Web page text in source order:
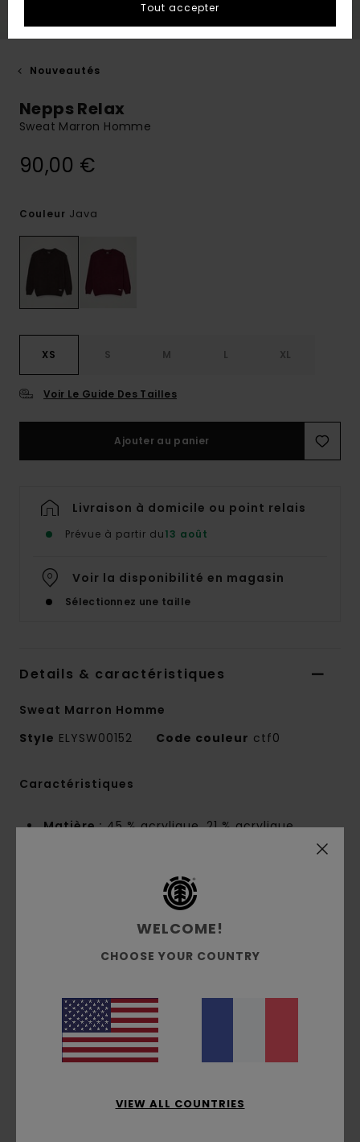
Nouveautés
Nepps Relax
Sweat Marron Homme
90,00 €
Couleur Java
XS S M L XL
Voir Le Guide Des Tailles
Ajouter au panier
Livraison à domicile ou point relais
Prévue à partir du13 août
Voir la disponibilité en magasin
Sélectionnez une taille
Details & caractéristiques
Sweat Marron Homme
Style ELYSW00152 Code couleur ctf0
Caractéristiques
Matière :45 % acrylique, 21 % acrylique
recyclé, 12 % polyamide, 11 % laine recyclée, 6 %
maille jersey [jauge 7]
décontractée
Composition[Matière principale] 45% Acrylique,
21% Acrylique recyclé, 12% Polyamide, 11% Laine
recyclé, 6% Soie recyclée, 5% Autres fibres
recyclés
WELCOME!
CHOOSE YOUR COUNTRY
VIEW ALL COUNTRIES
Tout accepter